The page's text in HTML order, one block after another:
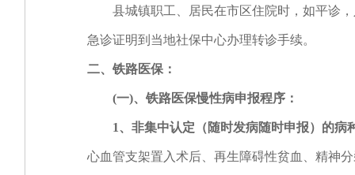
县城镇职工、居民在市区住院时，如平诊，
急诊证明到当地社保中心办理转诊手续。
二、铁路医保：
(一)、铁路医保慢性病申报程序：
1、非集中认定（随时发病随时申报）的病
心血管支架置入术后、再生障碍性贫血、精神